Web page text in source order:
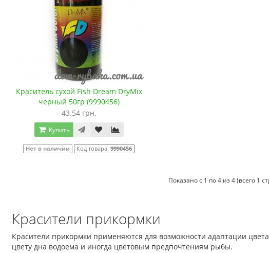
Краситель сухой Fish Dream DryMix
черный 50гр (9990456)
43.54 грн.
Купить
Нет в наличии Код товара:9990456
Показано с 1 по 4 из 4 (всего 1
Красители прикормки
Красители прикормки применяются для возможности адаптации
цвету дна водоема и иногда цветовым предпочтениям рыбы.